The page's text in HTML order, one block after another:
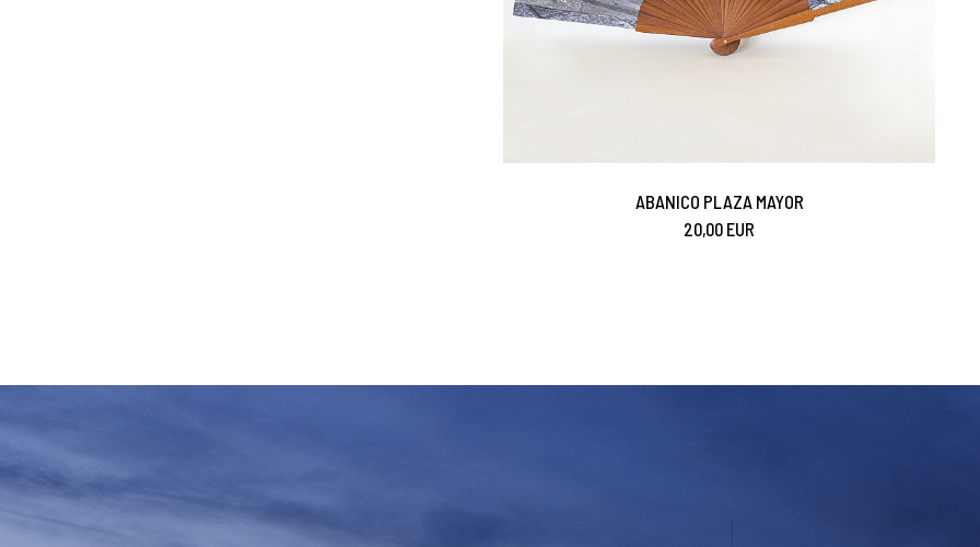
ABANICO PLAZA MAYOR
20,00 EUR